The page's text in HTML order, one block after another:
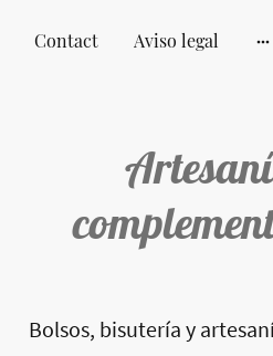
Contact Aviso legal
Bolsos, bisutería y